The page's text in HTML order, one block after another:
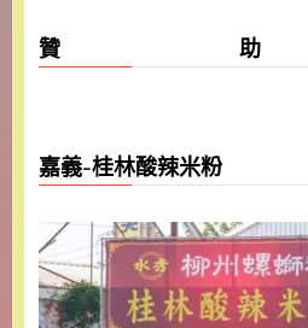
贊 助
嘉義-桂林酸辣米粉